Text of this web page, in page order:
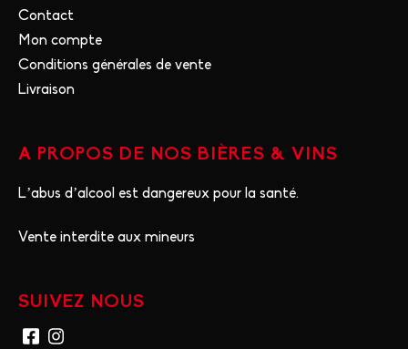
Contact
Mon compte
Conditions générales de vente
Livraison
A PROPOS DE NOS BIÈRES & VINS
L’abus d’alcool est dangereux pour la santé.
Vente interdite aux mineurs
SUIVEZ NOUS